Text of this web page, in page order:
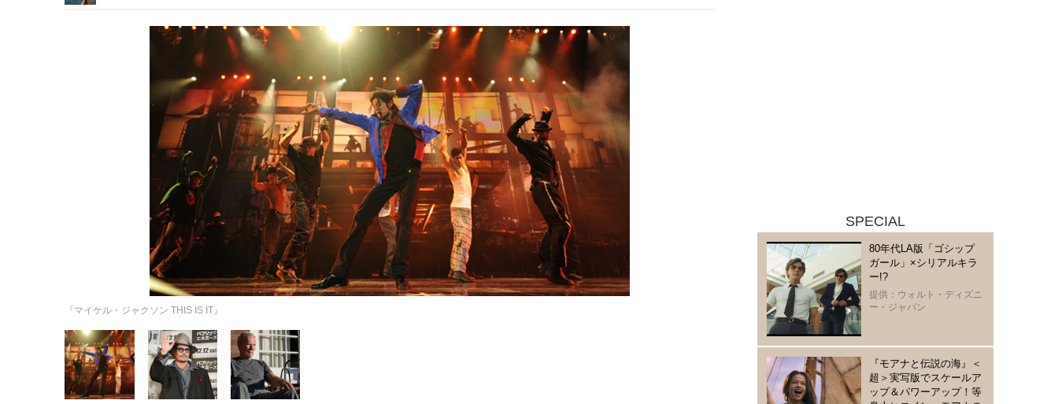
『マイケル・ジャクソン THIS IS IT』
SPECIAL
80年代LA版「ゴシップ
ガール」×シリアルキラ
ー!?
提供：ウォルト・ディズニ
ー・ジャパン
『モアナと伝説の海』＜
超＞実写版でスケールア
ップ＆パワーアップ！等